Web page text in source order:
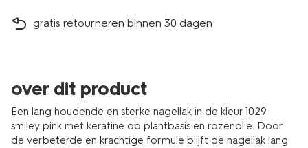
gratis retourneren binnen 30 dagen
over dit product
Een lang houdende en sterke nagellak in de kleur 1029
smiley pink met keratine op plantbasis en rozenolie. Door
de verbeterde en krachtige formule blijft de nagellak lang